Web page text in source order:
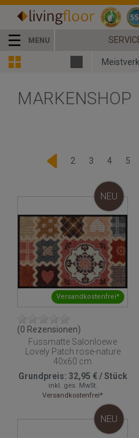
☰ MENU
MARKENSHOP
2 3 4 5
Versandkostenfrei*
NEU
(0 Rezensionen)
Fussmatte Salonloewe
Lovely Patch rose-nature
40x60 cm
Grundpreis: 32,95 €/Stück
inkl. ges. MwSt.
Versandkostenfrei*
NEU